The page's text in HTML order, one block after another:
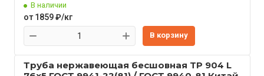
В наличии
от 1859 ₽/кг
В корзину
Труба нержавеющая бесшовная TP 904 L